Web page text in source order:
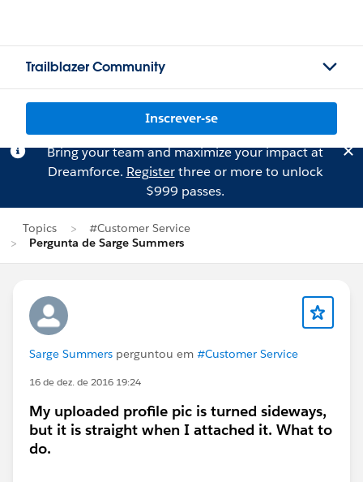
Trailblazer Community
Inscrever-se
Bring your team and maximize your impact at
Dreamforce. Registerthree or more to unlock
$999 passes.
Topics
#Customer Service
Pergunta de Sarge Summers
Sarge Summers perguntou em #Customer Service
16 de dez. de 2016 19:24
My uploaded profile pic is turned sideways,
but it is straight when I attached it. What to
do.